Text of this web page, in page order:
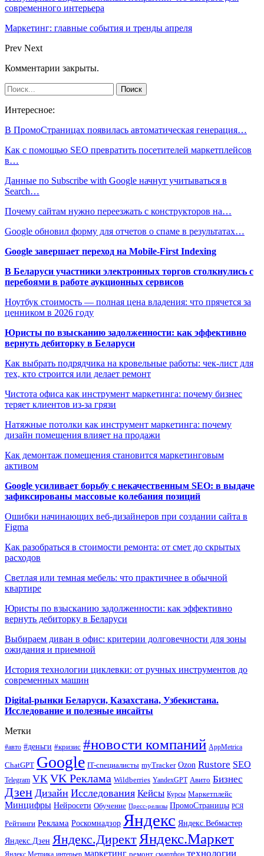
современного интерьера
Маркетинг: главные события и тренды апреля
Prev Next
Комментарии закрыты.
Интересное:
В ПромоСтраницах появилась автоматическая генерация…
Как с помощью SEO превратить посетителей маркетплейсов
в…
Данные по Subscribe with Google начнут учитываться в
Search…
Почему сайтам нужно переезжать с конструкторов на…
Google обновил форму для отчетов о спаме в результатах…
Google завершает переход на Mobile-First Indexing
В Беларуси участники электронных торгов столкнулись с
перебоями в работе аукционных сервисов
Ноутбук стоимость — полная цена владения: что прячется за
ценником в 2026 году
Юристы по взысканию задолженности: как эффективно
вернуть дебиторку в Беларуси
Как выбрать подрядчика на кровельные работы: чек-лист для
тех, кто строится или делает ремонт
Чистота офиса как инструмент маркетинга: почему бизнес
теряет клиентов из-за грязи
Натяжные потолки как инструмент маркетинга: почему
дизайн помещения влияет на продажи
Как демонтаж помещения становится маркетинговым
активом
Google усиливает борьбу с некачественным SEO: в выдаче
зафиксированы массовые колебания позиций
Ошибки начинающих веб-дизайнеров при создании сайта в
Figma
Как разобраться в стоимости ремонта: от смет до скрытых
расходов
Светлая или темная мебель: что практичнее в обычной
квартире
Юристы по взысканию задолженности: как эффективно
вернуть дебиторку в Беларуси
Выбираем диван в офис: критерии долговечности для зоны
ожидания и приемной
История технологии циклевки: от ручных инструментов до
современных машин
Digital-рынки Беларуси, Казахстана, Узбекистана.
Исследование и полезные инсайты
Метки
#авто #деньги #кризис #новости компаний AppMetrica
ChatGPT Google IT-специалисты myTracker Ozon Rustore SEO
Telegram VK VK Реклама Wildberries YandexGPT Авито Бизнес
Дзен Дизайн Исследования Кейсы Курсы Маркетплейс
Минцифры Нейросети Обучение Пресс-релизы ПромоСтраницы РСЯ
Рейтинги Реклама Роскомнадзор Яндекс Яндекс.Вебмастер
Яндекс.Дзен Яндекс.ДиректЯндекс.Маркет
Яндекс.Метрика интерьер маркетинг ремонт смартфон технологии